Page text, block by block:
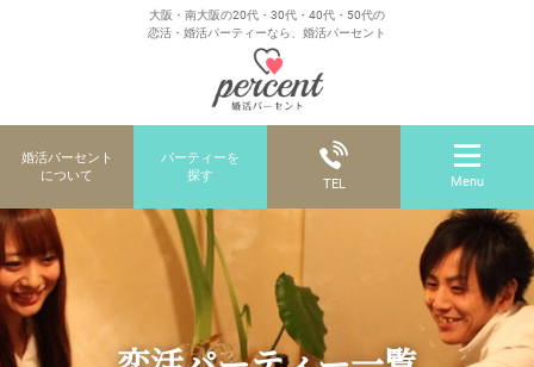
大阪・南大阪の20代・30代・40代・50代の
恋活・婚活パーティーなら、婚活パーセント
婚活パーセント
について
パーティーを
探す
TEL Menu